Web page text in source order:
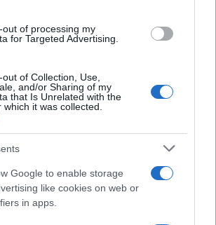
out of processing my
for Targeted Advertising.
of Collection, Use,
and/or Sharing of my
that Is Unrelated with the
it was collected.
Google to enable storage
like cookies on web or
in apps.